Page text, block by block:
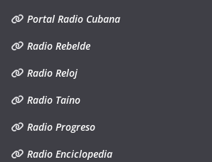
Portal Radio Cubana
Radio Rebelde
Radio Reloj
Radio Taíno
Radio Progreso
Radio Enciclopedia